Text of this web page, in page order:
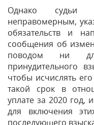
Однако судьи
неправомерным,
обязательств и
сообщения об
поводом ни
принудительного
чтобы исчислять
такой срок в
уплате за 2020 год,
для включения
последующего